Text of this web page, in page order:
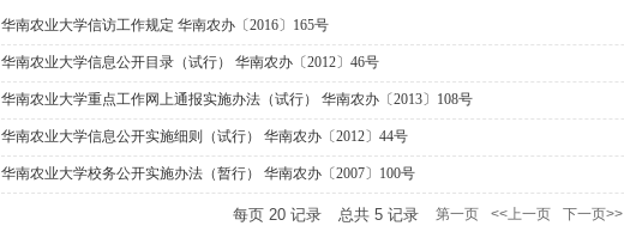
华南农业大学信访工作规定 华南农办〔2016〕165号
华南农业大学信息公开目录（试行） 华南农办〔2012〕46号
华南农业大学重点工作网上通报实施办法（试行） 华南农办〔2013〕108号
华南农业大学信息公开实施细则（试行） 华南农办〔2012〕44号
华南农业大学校务公开实施办法（暂行） 华南农办〔2007〕100号
每页 20 记录 总共 5 记录 第一页 <<上一页 下一页>>